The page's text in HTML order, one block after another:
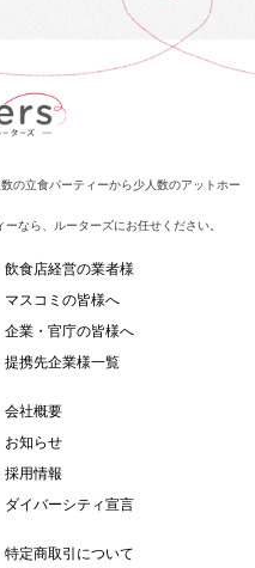
の立食パーティーから少人数のアットホー
なら、ルーターズにお任せください。
飲食店経営の業者様
マスコミの皆様へ
企業・官庁の皆様へ
提携先企業様一覧
会社概要
お知らせ
採用情報
ダイバーシティ宣言
特定商取引について